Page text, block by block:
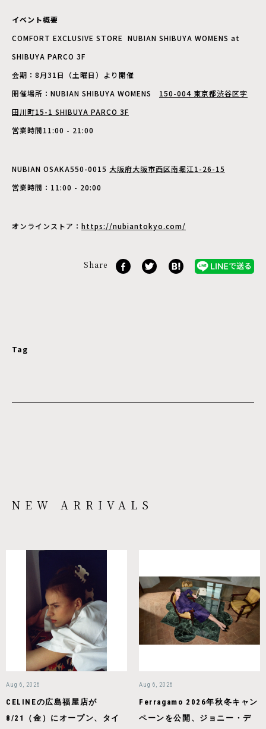
イベント概要
COMFORT EXCLUSIVE STORE NUBIAN SHIBUYA WOMENS at
SHIBUYA PARCO 3F
会期：8月31日（土曜日）より開催
開催場所：NUBIAN SHIBUYA WOMENS 150-004 東京都渋谷区宇
田川町15-1 SHIBUYA PARCO 3F
営業時間11:00 - 21:00
NUBIAN OSAKA550-0015 大阪府大阪市西区南堀江1-26-15
営業時間：11:00 - 20:00
オンラインストア： https://nubiantokyo.com/
Share
Tag
NEW ARRIVALS
Aug 6, 2026
CELINEの広島福屋店が
8/21（金）にオープン、タイ
Aug 6, 2026
Ferragamo 2026年秋冬キャン
ペーンを公開、ジョニー・デ